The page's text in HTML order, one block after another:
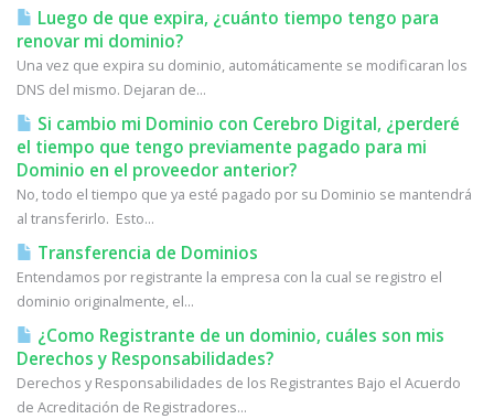
Luego de que expira, ¿cuánto tiempo tengo para
renovar mi dominio?
Una vez que expira su dominio, automáticamente se modificaran los
DNS del mismo. Dejaran de...
Si cambio mi Dominio con Cerebro Digital, ¿perderé
el tiempo que tengo previamente pagado para mi
Dominio en el proveedor anterior?
No, todo el tiempo que ya esté pagado por su Dominio se mantendrá
al transferirlo. Esto...
Transferencia de Dominios
Entendamos por registrante la empresa con la cual se registro el
dominio originalmente, el...
¿Como Registrante de un dominio, cuáles son mis
Derechos y Responsabilidades?
Derechos y Responsabilidades de los Registrantes Bajo el Acuerdo
de Acreditación de Registradores...